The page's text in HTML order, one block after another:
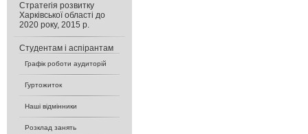
Стратегія розвитку
Харківської області до
2020 року, 2015 р.
Студентам і аспірантам
Графік роботи аудиторій
Гуртожиток
Наші відмінники
Розклад занять